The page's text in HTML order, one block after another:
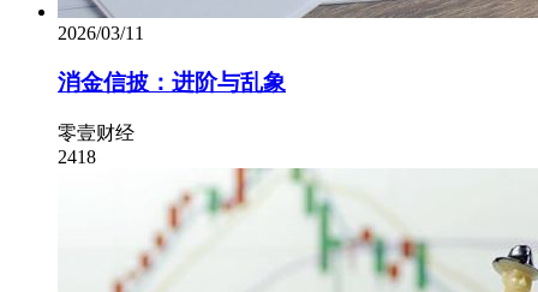
2026/03/11
消金信披：进阶与乱象
零壹财经
2418